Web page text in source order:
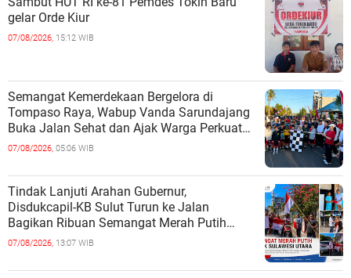
gelar Orde Kiur
07/08/2026, 15:12 WIB
Semangat Kemerdekaan Bergelora di
Tompaso Raya, Wabup Vanda Sarundajang
Buka Jalan Sehat dan Ajak Warga Perkuat
Persatuan
07/08/2026, 05:06 WIB
Tindak Lanjuti Arahan Gubernur,
Disdukcapil-KB Sulut Turun ke Jalan
Bagikan Ribuan Semangat Merah Putih
kepada Masyarakat
07/08/2026, 13:07 WIB